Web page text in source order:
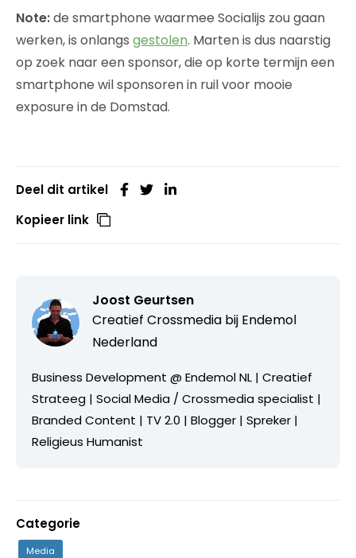
Note:de smartphone waarmee Socialijs zou gaan
werken, is onlangs gestolen. Marten is dus naarstig
op zoek naar een sponsor, die op korte termijn een
smartphone wil sponsoren in ruil voor mooie
exposure in de Domstad.
Deel dit artikel
Kopieer link
Joost Geurtsen
Creatief Crossmedia bij Endemol
Nederland
Business Development @ Endemol NL | Creatief
Strateeg | Social Media / Crossmedia specialist |
Branded Content | TV 2.0 | Blogger | Spreker |
Religieus Humanist
Categorie
Media